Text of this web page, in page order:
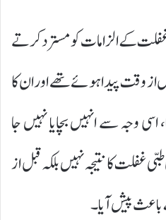
کے الزامات کو مسترد کرتے
وقت پیدا ہوئے تھے اور ان کا
وجہ سے انہیں بچایا نہیں جا
غفلت کا نتیجہ نہیں بلکہ قبل از
پیش آیا۔